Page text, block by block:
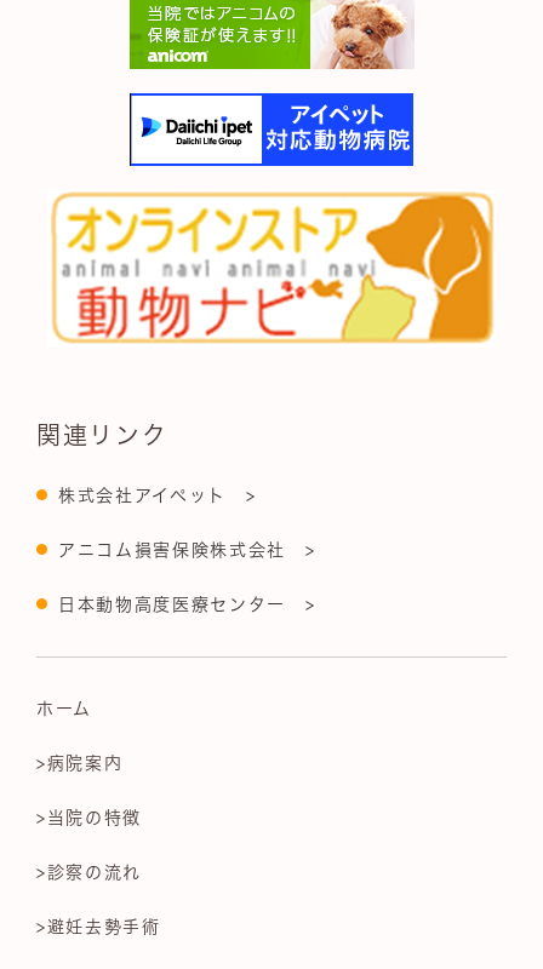
関連リンク
株式会社アイペット >
アニコム損害保険株式会社 >
日本動物高度医療センター >
ホーム
>病院案内
>当院の特徴
>診察の流れ
>避妊去勢手術